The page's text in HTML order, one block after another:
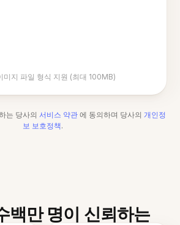
미지 파일 형식 지원 (최대 100MB)
는 당사의 서비스 약관 에 동의하며 당사의 개인정
보 보호정책.
백만 명이 신뢰하는